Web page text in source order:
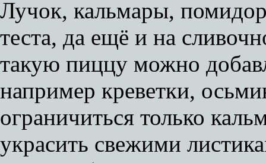
Лучок, кальмары,
теста, да ещё и на
такую пиццу можно
например креветки,
ограничиться только
украсить свежими